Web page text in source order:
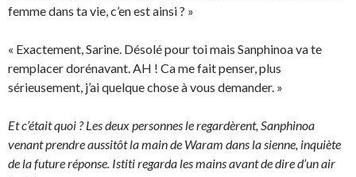
femme dans ta vie, c’en est ainsi ? »
« Exactement, Sarine. Désolé pour toi mais Sanphinoa va te
remplacer dorénavant. AH ! Ca me fait penser, plus
sérieusement, j’ai quelque chose à vous demander. »
Et c’était quoi ? Les deux personnes le regardèrent, Sanphinoa
venant prendre aussitôt la main de Waram dans la sienne, inquiète
de la future réponse. Istiti regarda les mains avant de dire d’un air